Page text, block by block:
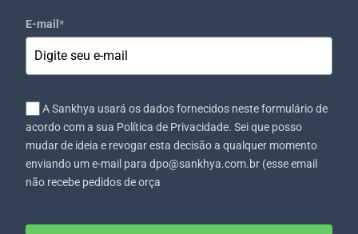
E-mail *
A Sankhya usará os dados fornecidos neste formulário de
acordo com a sua Política de Privacidade. Sei que posso
mudar de ideia e revogar esta decisão a qualquer momento
enviando um e-mail para dpo@sankhya.com.br (esse email
não recebe pedidos de orça